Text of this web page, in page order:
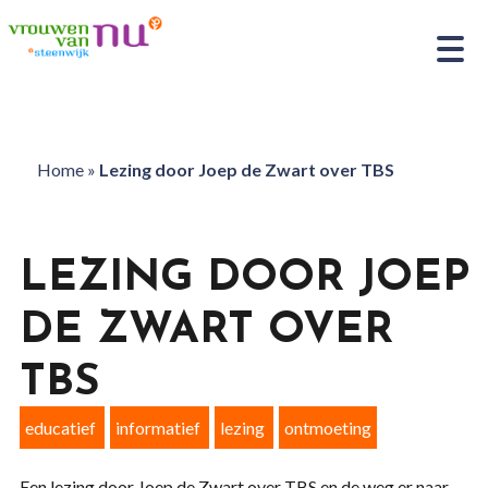
Home» Lezing door Joep de Zwart over TBS
LEZING DOOR JOEP
DE ZWART OVER
TBS
educatief informatief lezing ontmoeting